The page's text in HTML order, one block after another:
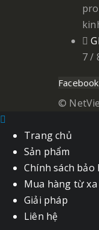
7 /
Facebook
©
Trang chủ
Sản phẩm
Chính sách bảo
Mua hàng từ xa
Giải pháp
Liên hệ